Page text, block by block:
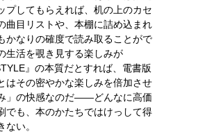
プしてもらえれば、机の上のカセ
曲目リストや、本棚に詰め込まれ
かなりの確度で読み取ることがで
生活を覗き見する楽しみが
』の本質だとすれば、電書版
はその密やかな楽しみを倍加させ
」の快感なのだ――どんなに高価
でも、本のかたちではけっして得
ない。